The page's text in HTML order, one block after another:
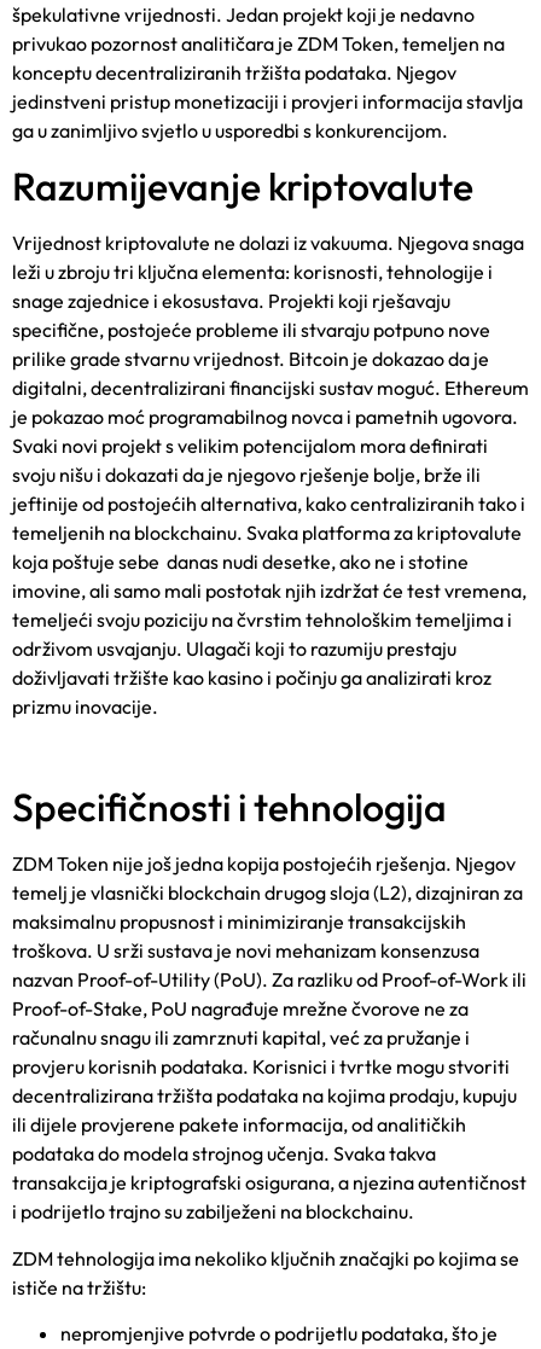
špekulativne vrijednosti. Jedan projekt koji je nedavno
privukao pozornost analitičara je ZDM Token, temeljen na
konceptu decentraliziranih tržišta podataka. Njegov
jedinstveni pristup monetizaciji i provjeri informacija stavlja
ga u zanimljivo svjetlo u usporedbi s konkurencijom.
Razumijevanje kriptovalute
Vrijednost kriptovalute ne dolazi iz vakuuma. Njegova snaga
leži u zbroju tri ključna elementa: korisnosti, tehnologije i
snage zajednice i ekosustava. Projekti koji rješavaju
specifične, postojeće probleme ili stvaraju potpuno nove
prilike grade stvarnu vrijednost. Bitcoin je dokazao da je
digitalni, decentralizirani financijski sustav moguć. Ethereum
je pokazao moć programabilnog novca i pametnih ugovora.
Svaki novi projekt s velikim potencijalom mora definirati
svoju nišu i dokazati da je njegovo rješenje bolje, brže ili
jeftinije od postojećih alternativa, kako centraliziranih tako i
temeljenih na blockchainu. Svaka platforma za kriptovalute
koja poštuje sebe danas nudi desetke, ako ne i stotine
imovine, ali samo mali postotak njih izdržat će test vremena,
temeljeći svoju poziciju na čvrstim tehnološkim temeljima i
održivom usvajanju. Ulagači koji to razumiju prestaju
doživljavati tržište kao kasino i počinju ga analizirati kroz
prizmu inovacije.
Specifičnosti i tehnologija
ZDM Token nije još jedna kopija postojećih rješenja. Njegov
temelj je vlasnički blockchain drugog sloja (L2), dizajniran za
maksimalnu propusnost i minimiziranje transakcijskih
troškova. U srži sustava je novi mehanizam konsenzusa
nazvan Proof-of-Utility (PoU). Za razliku od Proof-of-Work ili
Proof-of-Stake, PoU nagrađuje mrežne čvorove ne za
računalnu snagu ili zamrznuti kapital, već za pružanje i
provjeru korisnih podataka. Korisnici i tvrtke mogu stvoriti
decentralizirana tržišta podataka na kojima prodaju, kupuju
ili dijele provjerene pakete informacija, od analitičkih
podataka do modela strojnog učenja. Svaka takva
transakcija je kriptografski osigurana, a njezina autentičnost
i podrijetlo trajno su zabilježeni na blockchainu.
ZDM tehnologija ima nekoliko ključnih značajki po kojima se
ističe na tržištu:
nepromjenjive potvrde o podrijetlu podataka, što je